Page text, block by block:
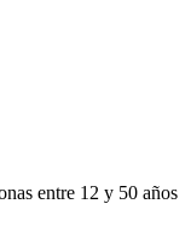
entre 12 y 50 años